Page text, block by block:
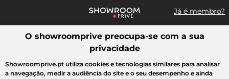
Já é membro?
Pesquisar uma marca, um artigo, uma venda...
Todas as vendas Moda Desporto Casa Criança Beleza
O showroomprive preocupa-se com a sua
privacidade
Showroomprive.pt utiliza cookies e tecnologias similares para analisar
a navegação, medir a audiência do site e o seu desempenho e ainda